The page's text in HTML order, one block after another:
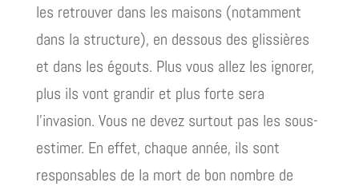
les retrouver dans les maisons (notamment
dans la structure), en dessous des glissières
et dans les égouts. Plus vous allez les ignorer,
plus ils vont grandir et plus forte sera
l’invasion. Vous ne devez surtout pas les sous-
estimer. En effet, chaque année, ils sont
responsables de la mort de bon nombre de